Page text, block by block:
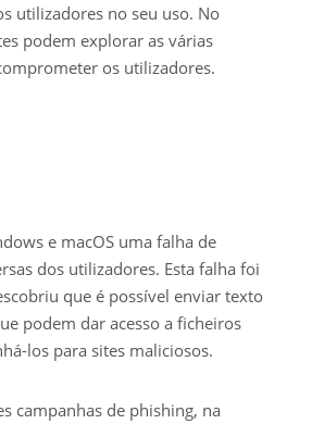
utilizadores no seu uso. No
podem explorar as várias
os utilizadores.
e macOS uma falha de
dos utilizadores. Esta falha foi
que é possível enviar texto
podem dar acesso a ficheiros
los para sites maliciosos.
campanhas de phishing, na